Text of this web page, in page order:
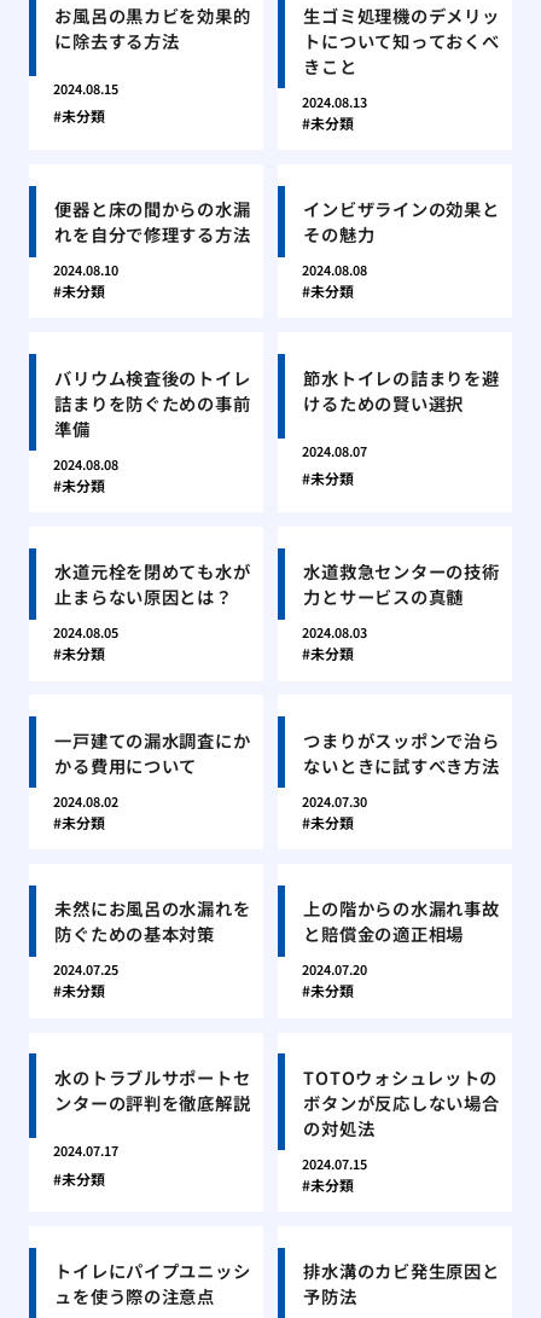
お風呂の黒カビを効果的
に除去する方法
2024.08.15
未分類
生ゴミ処理機のデメリッ
トについて知っておくべ
きこと
2024.08.13
未分類
便器と床の間からの水漏
れを自分で修理する方法
2024.08.10
未分類
インビザラインの効果と
その魅力
2024.08.08
未分類
バリウム検査後のトイレ
詰まりを防ぐための事前
準備
2024.08.08
未分類
節水トイレの詰まりを避
けるための賢い選択
2024.08.07
未分類
水道元栓を閉めても水が
止まらない原因とは？
2024.08.05
未分類
水道救急センターの技術
力とサービスの真髄
2024.08.03
未分類
一戸建ての漏水調査にか
かる費用について
2024.08.02
未分類
つまりがスッポンで治ら
ないときに試すべき方法
2024.07.30
未分類
未然にお風呂の水漏れを
防ぐための基本対策
2024.07.25
未分類
上の階からの水漏れ事故
と賠償金の適正相場
2024.07.20
未分類
水のトラブルサポートセ
ンターの評判を徹底解説
2024.07.17
未分類
TOTOウォシュレットの
ボタンが反応しない場合
の対処法
2024.07.15
未分類
トイレにパイプユニッシ
ュを使う際の注意点
排水溝のカビ発生原因と
予防法